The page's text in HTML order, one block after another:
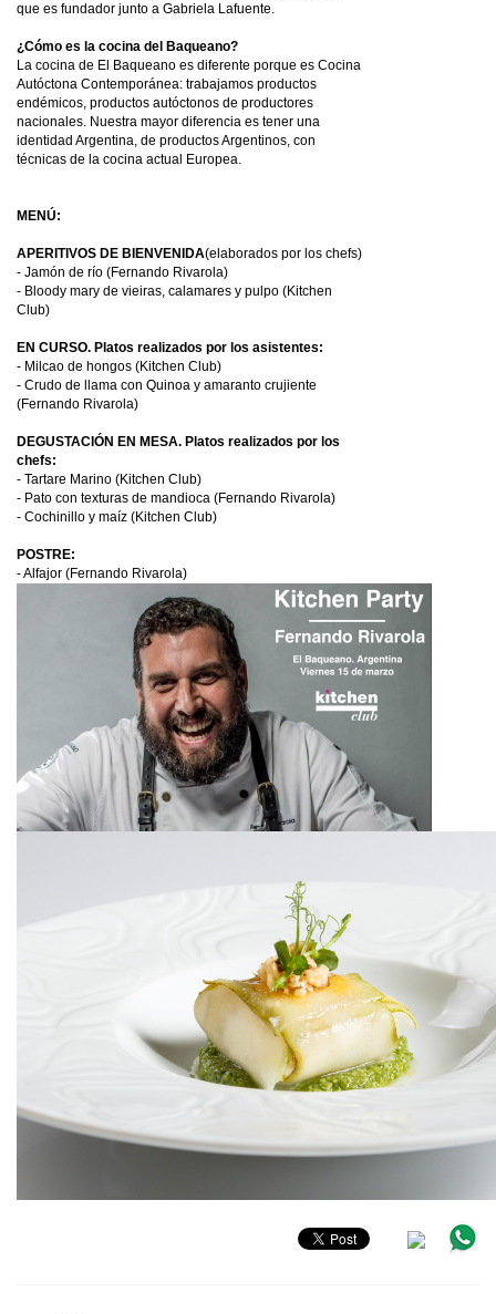
que es fundador junto a Gabriela Lafuente.
¿Cómo es la cocina del Baqueano?
La cocina de El Baqueano es diferente porque es Cocina
Autóctona Contemporánea: trabajamos productos
endémicos, productos autóctonos de productores
nacionales. Nuestra mayor diferencia es tener una
identidad Argentina, de productos Argentinos, con
técnicas de la cocina actual Europea.
MENÚ:
APERITIVOS DE BIENVENIDA(elaborados por los chefs)
- Jamón de río (Fernando Rivarola)
- Bloody mary de vieiras, calamares y pulpo (Kitchen
Club)
EN CURSO. Platos realizados por los asistentes:
- Milcao de hongos (Kitchen Club)
- Crudo de llama con Quinoa y amaranto crujiente
(Fernando Rivarola)
DEGUSTACIÓN EN MESA. Platos realizados por los
chefs:
- Tartare Marino (Kitchen Club)
- Pato con texturas de mandioca (Fernando Rivarola)
- Cochinillo y maíz (Kitchen Club)
POSTRE:
- Alfajor (Fernando Rivarola)